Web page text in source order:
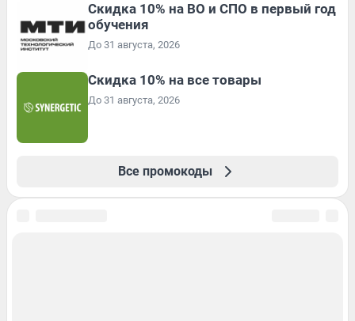
Скидка 10% на ВО и СПО в первый год
обучения
До 31 августа, 2026
Скидка 10% на все товары
До 31 августа, 2026
Все промокоды